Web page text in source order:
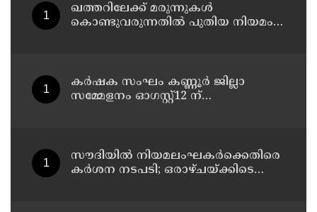
ഖത്തറിലേക്ക് മരുന്നുകള്‍
കൊണ്ടുവരുന്നതില്‍ പുതിയ നിയമം;
കർഷക സംഘം കണ്ണൂർ ജില്ലാ
സമ്മേളനം ഓഗസ്റ്റ്12 ന്
ചെയ്യും
സൗദിയില്‍ നിയമലംഘകര്‍ക്കെതിരെ
കര്‍ശന നടപടി; ഒരാഴ്ചയ്ക്കിടെ